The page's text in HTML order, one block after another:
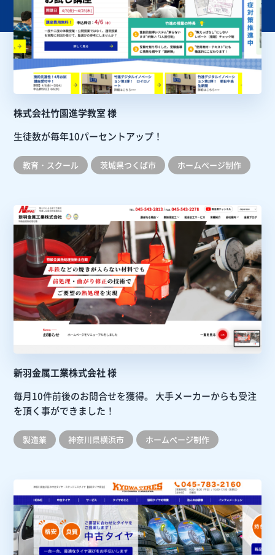
株式会社竹園進学教室 様
生徒数が毎年10パーセントアップ！
教育・スクール 茨城県つくば市 ホームぺージ制作
新羽金属工業株式会社 様
毎月10件前後のお問合せを獲得。
大手メーカーからも受注
を頂く事ができました！
製造業 神奈川県横浜市 ホームぺージ制作